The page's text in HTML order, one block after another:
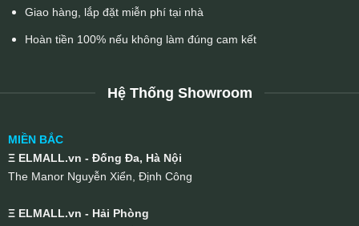
Giao hàng, lắp đặt miễn phí tại nhà
Hoàn tiền 100% nếu không làm đúng cam kết
Hệ Thống Showroom
MIỀN BẮC
Ξ ELMALL.vn - Đống Đa, Hà Nội
The Manor Nguyễn Xiển, Định Công
Ξ ELMALL.vn - Hải Phòng